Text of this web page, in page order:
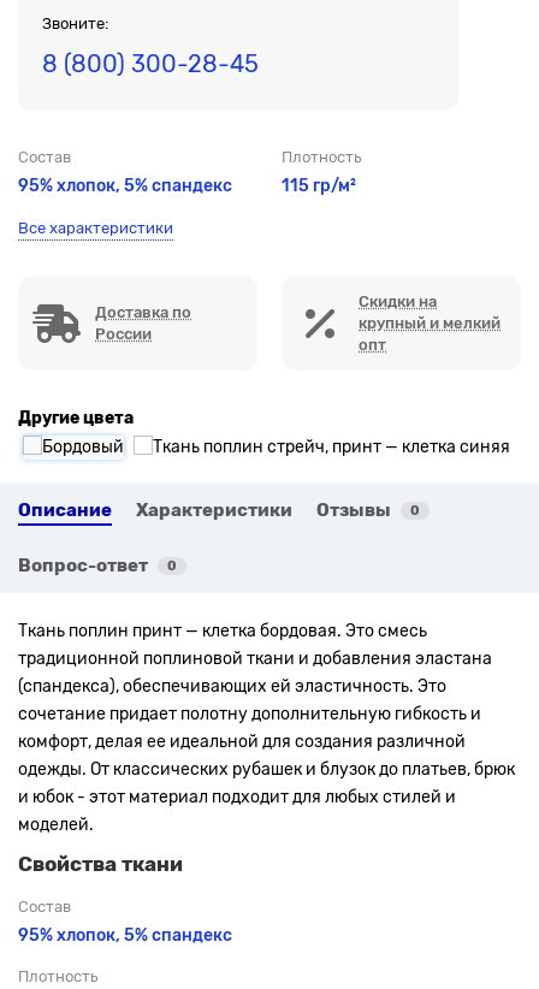
Звоните:
8 (800) 300-28-45
Состав
95% хлопок, 5% спандекс
Плотность
115 гр/м²
Все характеристики
Доставка по
России
Скидки на
крупный и мелкий
опт
Другие цвета
Описание Характеристики Отзывы 0
Вопрос-ответ 0
Ткань поплин принт — клетка бордовая. Это смесь
традиционной поплиновой ткани и добавления эластана
(спандекса), обеспечивающих ей эластичность. Это
сочетание придает полотну дополнительную гибкость и
комфорт, делая ее идеальной для создания различной
одежды. От классических рубашек и блузок до платьев, брюк
и юбок - этот материал подходит для любых стилей и
моделей.
Свойства ткани
Состав
95% хлопок, 5% спандекс
Плотность